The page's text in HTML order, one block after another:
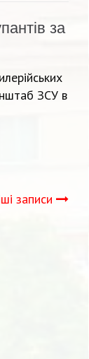
за
ЗСУ в
записи